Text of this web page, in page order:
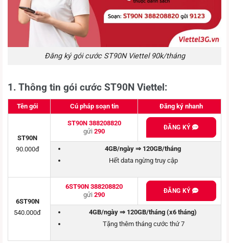
Đăng ký gói cước ST90N Viettel 90k/tháng
1. Thông tin gói cước ST90N Viettel:
Tên gói Cú pháp soạn tin Đăng ký nhanh
ST90N
90.000đ
ST90N 388208820
gửi 290 ĐĂNG KÝ
4GB/ngày ⇒ 120GB/tháng
Hết data ngừng truy cập
6ST90N
540.000đ
6ST90N 388208820
gửi 290 ĐĂNG KÝ
4GB/ngày ⇒ 120GB/tháng (x6 tháng)
Tặng thêm tháng cước thứ 7